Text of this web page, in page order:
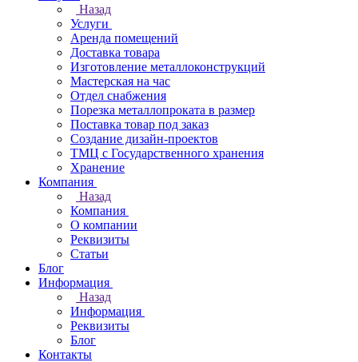
Назад
Услуги
Аренда помещений
Доставка товара
Изготовление металлоконструкций
Мастерская на час
Отдел снабжения
Порезка металлопроката в размер
Поставка товар под заказ
Создание дизайн-проектов
ТМЦ с Государственного хранения
Хранение
Компания
Назад
Компания
О компании
Реквизиты
Статьи
Блог
Информация
Назад
Информация
Реквизиты
Блог
Контакты